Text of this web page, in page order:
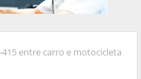
415 entre carro e motocicleta